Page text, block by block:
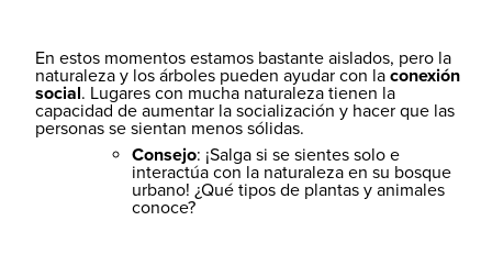
En estos momentos estamos bastante aislados, pero la
naturaleza y los árboles pueden ayudar con la conexión
social. Lugares con mucha naturaleza tienen la
capacidad de aumentar la socialización y hacer que las
personas se sientan menos sólidas.
Consejo: ¡Salga si se sientes solo e
interactúa con la naturaleza en su bosque
urbano! ¿Qué tipos de plantas y animales
conoce?